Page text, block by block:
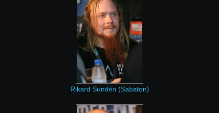
Rikard Sundén (Sabaton)